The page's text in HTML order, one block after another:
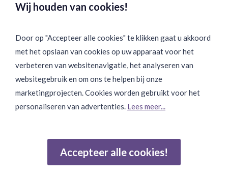
Binnen 24 uur Discreet Bezorgd:
Join Onze Community:
Wij houden van cookies!
Door op "Accepteer alle cookies" te klikken gaat u akkoord
met het opslaan van cookies op uw apparaat voor het
verbeteren van websitenavigatie, het analyseren van
websitegebruik en om ons te helpen bij onze
marketingprojecten. Cookies worden gebruikt voor het
personaliseren van advertenties. Lees meer...
Accepteer alle cookies!